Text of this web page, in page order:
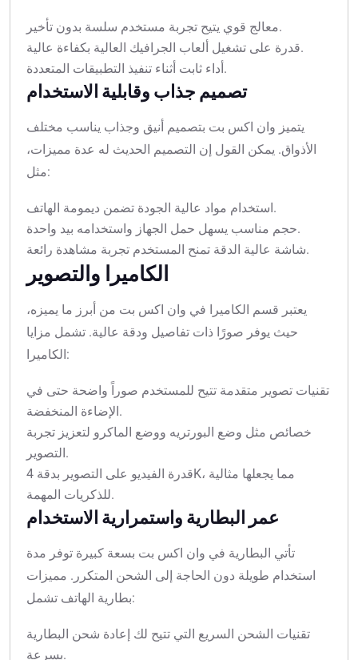
معالج قوي يتيح تجربة مستخدم سلسة بدون تأخير.
قدرة على تشغيل ألعاب الجرافيك العالية بكفاءة عالية.
أداء ثابت أثناء تنفيذ التطبيقات المتعددة.
تصميم جذاب وقابلية الاستخدام
يتميز وان اكس بت بتصميم أنيق وجذاب يناسب مختلف
الأذواق. يمكن القول إن التصميم الحديث له عدة مميزات،
مثل:
استخدام مواد عالية الجودة تضمن ديمومة الهاتف.
حجم مناسب يسهل حمل الجهاز واستخدامه بيد واحدة.
شاشة عالية الدقة تمنح المستخدم تجربة مشاهدة رائعة.
الكاميرا والتصوير
يعتبر قسم الكاميرا في وان اكس بت من أبرز ما يميزه،
حيث يوفر صورًا ذات تفاصيل ودقة عالية. تشمل مزايا
الكاميرا:
تقنيات تصوير متقدمة تتيح للمستخدم صوراً واضحة حتى في
الإضاءة المنخفضة.
خصائص مثل وضع البورتريه ووضع الماكرو لتعزيز تجربة
التصوير.
قدرة الفيديو على التصوير بدقة 4K، مما يجعلها مثالية
للذكريات المهمة.
عمر البطارية واستمرارية الاستخدام
تأتي البطارية في وان اكس بت بسعة كبيرة توفر مدة
استخدام طويلة دون الحاجة إلى الشحن المتكرر. مميزات
بطارية الهاتف تشمل:
تقنيات الشحن السريع التي تتيح لك إعادة شحن البطارية
بسرعة.